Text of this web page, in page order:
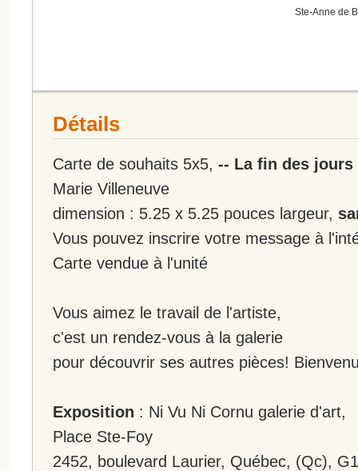
Ste-Anne de
Détails
Carte de souhaits 5x5, -- La fin des
Marie Villeneuve
dimension : 5.25 x 5.25 pouces largeur,
Vous pouvez inscrire votre message à
Carte vendue à l'unité
Vous aimez le travail de l'artiste,
c'est un rendez-vous à la galerie
pour découvrir ses autres pièces!
Exposition : Ni Vu Ni Cornu galerie d'art,
Place Ste-Foy
2452, boulevard Laurier, Québec, (Qc),